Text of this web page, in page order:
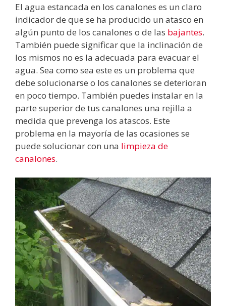
El agua estancada en los canalones es un claro
indicador de que se ha producido un atasco en
algún punto de los canalones o de las bajantes.
También puede significar que la inclinación de
los mismos no es la adecuada para evacuar el
agua. Sea como sea este es un problema que
debe solucionarse o los canalones se deterioran
en poco tiempo. También puedes instalar en la
parte superior de tus canalones una rejilla a
medida que prevenga los atascos. Este
problema en la mayoría de las ocasiones se
puede solucionar con una limpieza de
canalones.